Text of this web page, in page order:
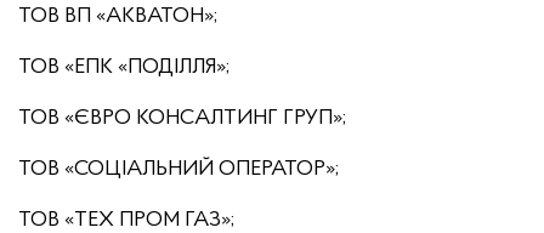
ТОВ ВП «АКВАТОН»;
ТОВ «ЕПК «ПОДІЛЛЯ»;
ТОВ «ЄВРО КОНСАЛТИНГ ГРУП»;
ТОВ «СОЦІАЛЬНИЙ ОПЕРАТОР»;
ТОВ «ТЕХ ПРОМ ГАЗ»;